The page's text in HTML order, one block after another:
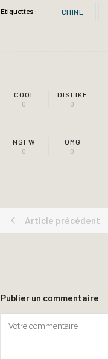
Étiquettes : CHINE
COOL
0
DISLIKE
0
NSFW
0
OMG
0
Article précédent
Publier un commentaire